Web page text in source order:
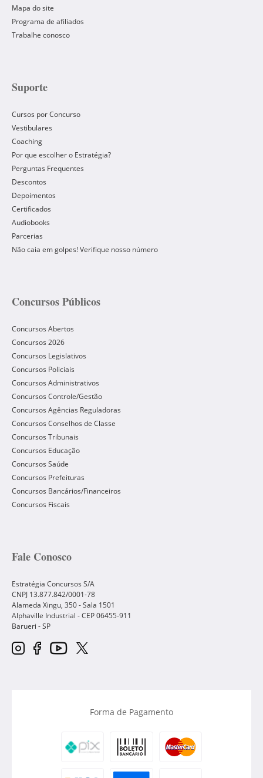
Mapa do site
Programa de afiliados
Trabalhe conosco
Suporte
Cursos por Concurso
Vestibulares
Coaching
Por que escolher o Estratégia?
Perguntas Frequentes
Descontos
Depoimentos
Certificados
Audiobooks
Parcerias
Não caia em golpes! Verifique nosso número
Concursos Públicos
Concursos Abertos
Concursos 2026
Concursos Legislativos
Concursos Policiais
Concursos Administrativos
Concursos Controle/Gestão
Concursos Agências Reguladoras
Concursos Conselhos de Classe
Concursos Tribunais
Concursos Educação
Concursos Saúde
Concursos Prefeituras
Concursos Bancários/Financeiros
Concursos Fiscais
Fale Conosco
Estratégia Concursos S/A
CNPJ 13.877.842/0001-78
Alameda Xingu, 350 - Sala 1501
Alphaville Industrial - CEP06455-911
Barueri -SP
Forma de Pagamento